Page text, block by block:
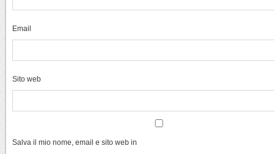
Email
Sito web
Salva il mio nome, email e sito web in